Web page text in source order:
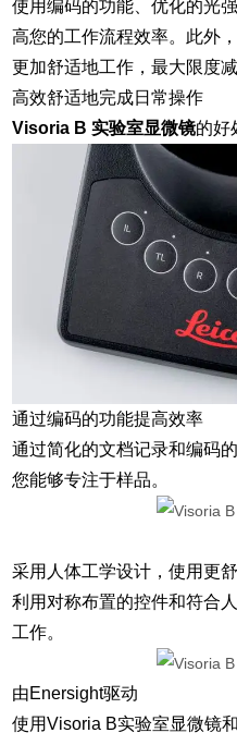
使用编码的功能、优化的光
高您的工作流程效率。此外
更加舒适地工作，最大限度
高效舒适地完成日常操作
Visoria B 实验室显微镜的好
通过编码的功能提高效率
通过简化的文档记录和编码
您能够专注于样品。
采用人体工学设计，使用更
利用对称布置的控件和符合
工作。
由Enersight驱动
使用Visoria B实验室显微镜